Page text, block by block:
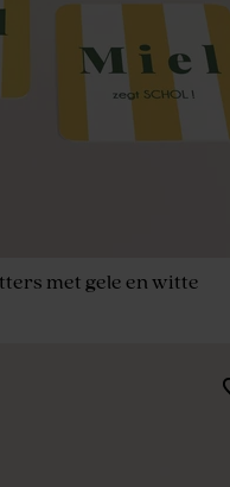
met gele en witte